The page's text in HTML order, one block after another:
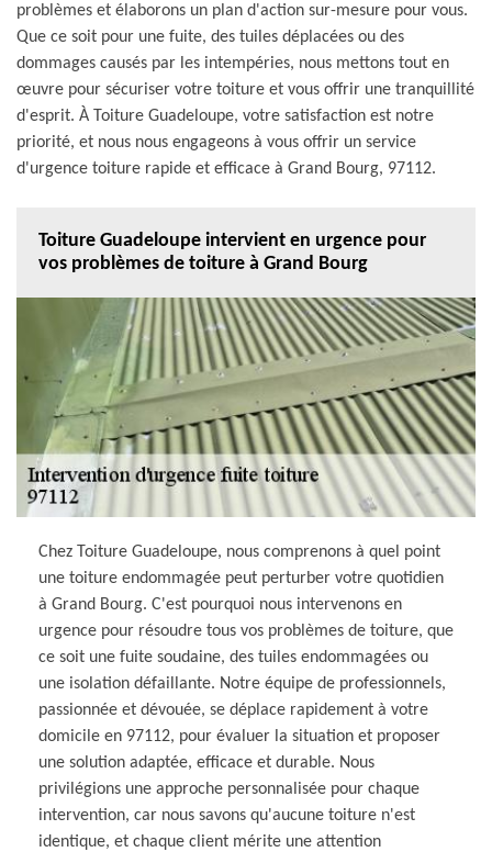
problèmes et élaborons un plan d'action sur-mesure pour vous.
Que ce soit pour une fuite, des tuiles déplacées ou des
dommages causés par les intempéries, nous mettons tout en
œuvre pour sécuriser votre toiture et vous offrir une tranquillité
d'esprit. À Toiture Guadeloupe, votre satisfaction est notre
priorité, et nous nous engageons à vous offrir un service
d'urgence toiture rapide et efficace à Grand Bourg, 97112.
Toiture Guadeloupe intervient en urgence pour
vos problèmes de toiture à Grand Bourg
Chez Toiture Guadeloupe, nous comprenons à quel point
une toiture endommagée peut perturber votre quotidien
à Grand Bourg. C'est pourquoi nous intervenons en
urgence pour résoudre tous vos problèmes de toiture, que
ce soit une fuite soudaine, des tuiles endommagées ou
une isolation défaillante. Notre équipe de professionnels,
passionnée et dévouée, se déplace rapidement à votre
domicile en 97112, pour évaluer la situation et proposer
une solution adaptée, efficace et durable. Nous
privilégions une approche personnalisée pour chaque
intervention, car nous savons qu'aucune toiture n'est
identique, et chaque client mérite une attention